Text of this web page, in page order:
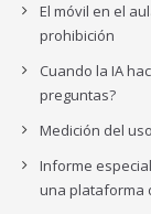
El móvil en el
prohibición
Cuando la IA
preguntas?
Medición del
Informe
una plataforma